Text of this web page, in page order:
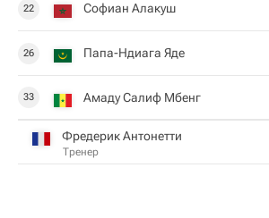
22 Софиан Алакуш
26 Папа-Ндиага Яде
33 Амаду Салиф Мбенг
Фредерик Антонетти
Тренер